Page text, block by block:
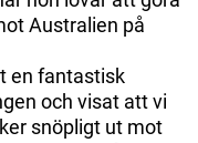
Australien på
en fantastisk
och visat att vi
snöpligt ut mot